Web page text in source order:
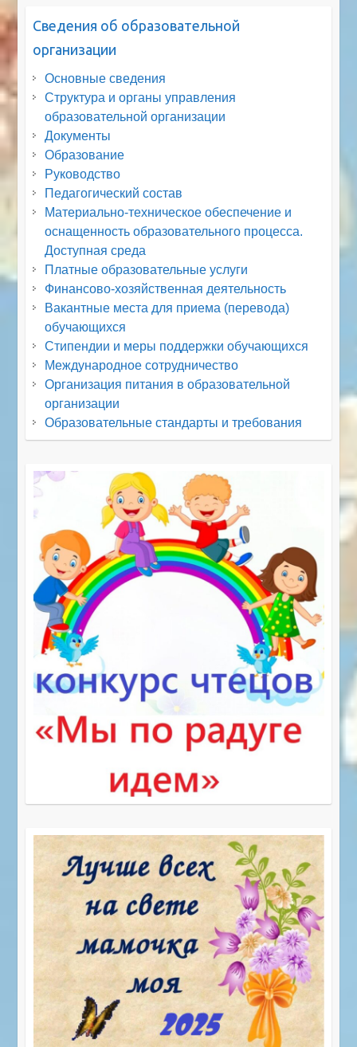
Сведения об образовательной
организации
Основные сведения
Структура и органы управления
образовательной организации
Документы
Образование
Руководство
Педагогический состав
Материально-техническое обеспечение и
оснащенность образовательного процесса.
Доступная среда
Платные образовательные услуги
Финансово-хозяйственная деятельность
Вакантные места для приема (перевода)
обучающихся
Стипендии и меры поддержки обучающихся
Международное сотрудничество
Организация питания в образовательной
организации
Образовательные стандарты и требования